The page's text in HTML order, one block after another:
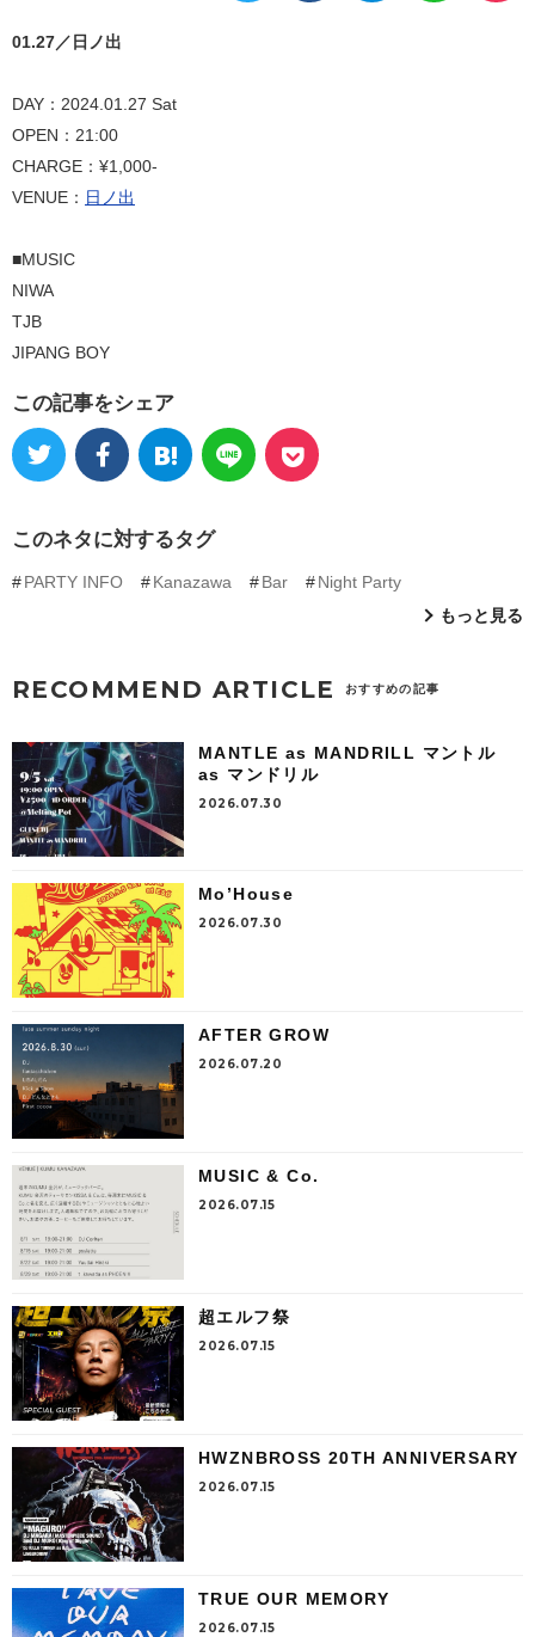
01.27／日ノ出
DAY：2024.01.27 Sat
OPEN：21:00
CHARGE：¥1,000-
VENUE： 日ノ出
■MUSIC
NIWA
TJB
JIPANG BOY
この記事をシェア
このネタに対するタグ
PARTY INFO Kanazawa Bar
Night Party
もっと見る
RECOMMEND ARTICLE おすすめの記事
MANTLE as MANDRILL マントル
as マンドリル
2026.07.30
Mo’House
2026.07.30
AFTER GROW
2026.07.20
MUSIC & Co.
2026.07.15
超エルフ祭
2026.07.15
HWZNBROSS 20TH ANNIVERSARY
2026.07.15
TRUE OUR MEMORY
2026.07.15